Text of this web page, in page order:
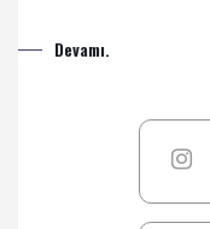
Devamı.